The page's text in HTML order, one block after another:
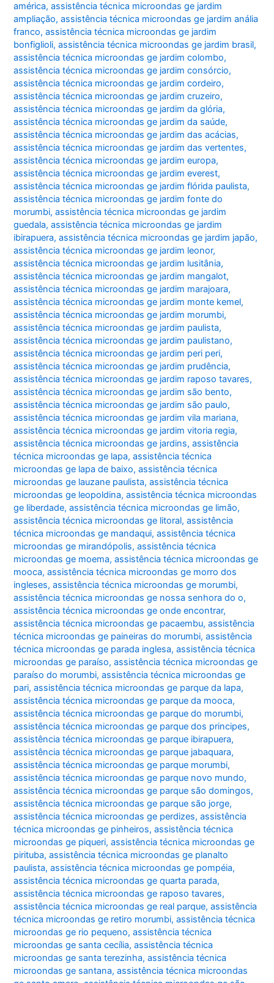
américa,assistência técnica microondas ge jardim
ampliação,assistência técnica microondas ge jardim anália
franco,assistência técnica microondas ge jardim
bonfiglioli,assistência técnica microondas ge jardim brasil,
assistência técnica microondas ge jardim colombo,
assistência técnica microondas ge jardim consórcio,
assistência técnica microondas ge jardim cordeiro,
assistência técnica microondas ge jardim cruzeiro,
assistência técnica microondas ge jardim da glória,
assistência técnica microondas ge jardim da saúde,
assistência técnica microondas ge jardim das acácias,
assistência técnica microondas ge jardim das vertentes,
assistência técnica microondas ge jardim europa,
assistência técnica microondas ge jardim everest,
assistência técnica microondas ge jardim flórida paulista,
assistência técnica microondas ge jardim fonte do
morumbi,assistência técnica microondas ge jardim
guedala,assistência técnica microondas ge jardim
ibirapuera,assistência técnica microondas ge jardim japão,
assistência técnica microondas ge jardim leonor,
assistência técnica microondas ge jardim lusitânia,
assistência técnica microondas ge jardim mangalot,
assistência técnica microondas ge jardim marajoara,
assistência técnica microondas ge jardim monte kemel,
assistência técnica microondas ge jardim morumbi,
assistência técnica microondas ge jardim paulista,
assistência técnica microondas ge jardim paulistano,
assistência técnica microondas ge jardim peri peri,
assistência técnica microondas ge jardim prudência,
assistência técnica microondas ge jardim raposo tavares,
assistência técnica microondas ge jardim são bento,
assistência técnica microondas ge jardim são paulo,
assistência técnica microondas ge jardim vila mariana,
assistência técnica microondas ge jardim vitoria regia,
assistência técnica microondas ge jardins,assistência
técnica microondas ge lapa,assistência técnica
microondas ge lapa de baixo,assistência técnica
microondas ge lauzane paulista,assistência técnica
microondas ge leopoldina,assistência técnica microondas
ge liberdade,assistência técnica microondas ge limão,
assistência técnica microondas ge litoral,assistência
técnica microondas ge mandaqui,assistência técnica
microondas ge mirandópolis,assistência técnica
microondas ge moema,assistência técnica microondas ge
mooca,assistência técnica microondas ge morro dos
ingleses,assistência técnica microondas ge morumbi,
assistência técnica microondas ge nossa senhora do o,
assistência técnica microondas ge onde encontrar,
assistência técnica microondas ge pacaembu,assistência
técnica microondas ge paineiras do morumbi,assistência
técnica microondas ge parada inglesa,assistência técnica
microondas ge paraíso,assistência técnica microondas ge
paraíso do morumbi,assistência técnica microondas ge
pari,assistência técnica microondas ge parque da lapa,
assistência técnica microondas ge parque da mooca,
assistência técnica microondas ge parque do morumbi,
assistência técnica microondas ge parque dos principes,
assistência técnica microondas ge parque ibirapuera,
assistência técnica microondas ge parque jabaquara,
assistência técnica microondas ge parque morumbi,
assistência técnica microondas ge parque novo mundo,
assistência técnica microondas ge parque são domingos,
assistência técnica microondas ge parque são jorge,
assistência técnica microondas ge perdizes,assistência
técnica microondas ge pinheiros,assistência técnica
microondas ge piqueri,assistência técnica microondas ge
pirituba,assistência técnica microondas ge planalto
paulista,assistência técnica microondas ge pompéia,
assistência técnica microondas ge quarta parada,
assistência técnica microondas ge raposo tavares,
assistência técnica microondas ge real parque,assistência
técnica microondas ge retiro morumbi,assistência técnica
microondas ge rio pequeno,assistência técnica
microondas ge santa cecília,assistência técnica
microondas ge santa terezinha,assistência técnica
microondas ge santana,assistência técnica microondas